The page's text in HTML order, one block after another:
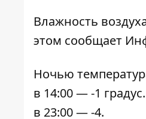
Влажность
этом сообщает
Ночью
в 14:00 — -1
в 23:00 — -4.